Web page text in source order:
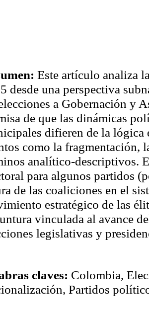
Este artículo analiza
desde una perspectiva
a Gobernación y
de que las dinámicas
difieren de la lógica
como la fragmentación,
analítico-descriptivos.
para algunos partidos
de las coaliciones en el
estratégico de las
vinculada al avance
legislativas y
claves: Colombia,
Partidos